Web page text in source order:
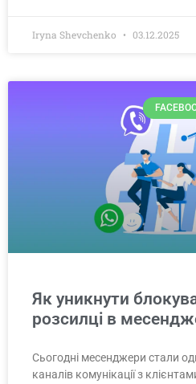
Iryna Shevchenko 03.12.2025
Як уникнути
розсилці в
Сьогодні месенджери стали
каналів комунікації з